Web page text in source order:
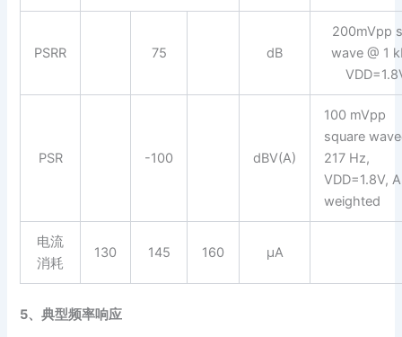
PSRR 75 dB
200mVpp
wave @ 1
PSR -100 dBV(A)
100 mVpp
square
217 Hz,
VDD=1.8V,
weighted
电流
消耗
130 145 160 μA
5、典型频率响应